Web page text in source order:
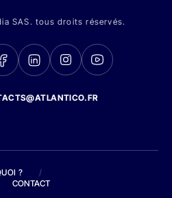
SAS. tous droits réservés.
?
/
CONTACT